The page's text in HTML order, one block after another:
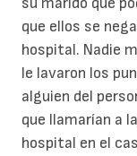
que ellos se
hospital. Nadie
le lavaron los
alguien del
que llamarían a
hospital en el